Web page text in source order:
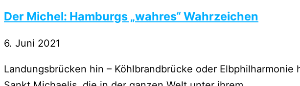
Der Michel: Hamburgs „wahres“ Wahrzeichen
6. Juni 2021
Landungsbrücken hin – Köhlbrandbrücke oder